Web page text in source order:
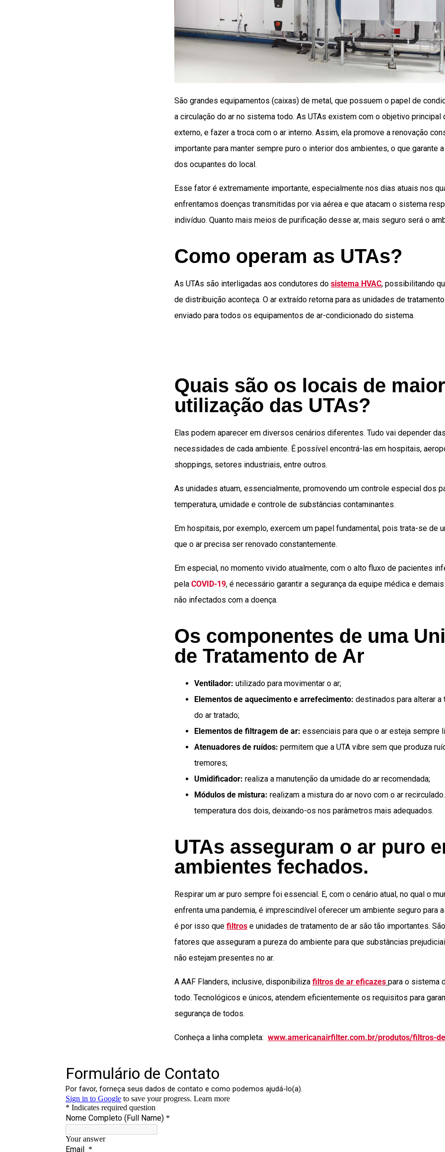
São grandes equipamentos (caixas) de metal, que possuem o papel de
a circulação do ar no sistema todo. As UTAs existem com o objetivo principal
externo, e fazer a troca com o ar interno. Assim, ela promove a renovação
importante para manter sempre puro o interior dos ambientes, o que garante
dos ocupantes do local.
Esse fator é extremamente importante, especialmente nos dias atuais nos
enfrentamos doenças transmitidas por via aérea e que atacam o sistema
indivíduo. Quanto mais meios de purificação desse ar, mais seguro será o
Como operam as UTAs?
As UTAs são interligadas aos condutores do sistema HVAC, possibilitando
de distribuição aconteça. O ar extraído retorna para as unidades de
enviado para todos os equipamentos de ar-condicionado do sistema.
Quais são os locais de maior
utilização das UTAs?
Elas podem aparecer em diversos cenários diferentes. Tudo vai depender
necessidades de cada ambiente. É possível encontrá-las em hospitais,
shoppings, setores industriais, entre outros.
As unidades atuam, essencialmente, promovendo um controle especial dos
temperatura, umidade e controle de substâncias contaminantes.
Em hospitais, por exemplo, exercem um papel fundamental, pois trata-se de
que o ar precisa ser renovado constantemente.
Em especial, no momento vivido atualmente, com o alto fluxo de pacientes
pela COVID-19, é necessário garantir a segurança da equipe médica e
não infectados com a doença.
Os componentes de uma
de Tratamento de Ar
Ventilador: utilizado para movimentar o ar;
Elementos de aquecimento e arrefecimento: destinados para alterar a
do ar tratado;
Elementos de filtragem de ar: essenciais para que o ar esteja sempre
Atenuadores de ruídos: permitem que a UTA vibre sem que produza
tremores;
Umidificador: realiza a manutenção da umidade do ar recomendada;
Módulos de mistura: realizam a mistura do ar novo com o ar
temperatura dos dois, deixando-os nos parâmetros mais adequados.
UTAs asseguram o ar puro
ambientes fechados.
Respirar um ar puro sempre foi essencial. E, com o cenário atual, no qual o
enfrenta uma pandemia, é imprescindível oferecer um ambiente seguro para
é por isso que filtrose unidades de tratamento de ar são tão importantes.
fatores que asseguram a pureza do ambiente para que substâncias
não estejam presentes no ar.
A AAF Flanders, inclusive, disponibiliza filtros de ar eficazes para o sistema
todo. Tecnológicos e únicos, atendem eficientemente os requisitos para
segurança de todos.
Conheça a linha completa: www.americanairfilter.com.br/produtos/filtros-